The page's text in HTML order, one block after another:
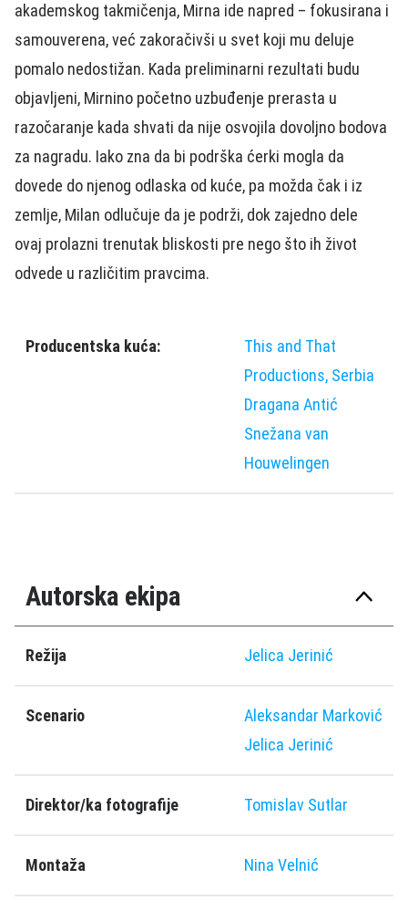
akademskog takmičenja, Mirna ide napred – fokusirana i
samouverena, već zakoračivši u svet koji mu deluje
pomalo nedostižan. Kada preliminarni rezultati budu
objavljeni, Mirnino početno uzbuđenje prerasta u
razočaranje kada shvati da nije osvojila dovoljno bodova
za nagradu. Iako zna da bi podrška ćerki mogla da
dovede do njenog odlaska od kuće, pa možda čak i iz
zemlje, Milan odlučuje da je podrži, dok zajedno dele
ovaj prolazni trenutak bliskosti pre nego što ih život
odvede u različitim pravcima.
Producentska kuća:
This and That
Productions, Serbia
Dragana Antić
Snežana van
Houwelingen
Autorska ekipa
Režija Jelica Jerinić
Scenario
Aleksandar Marković
Jelica Jerinić
Direktor/ka fotografije Tomislav Sutlar
Montaža Nina Velnić